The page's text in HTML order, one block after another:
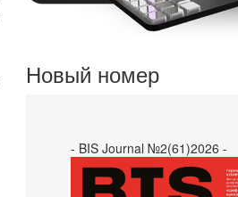
Новый номер
- BIS Journal №2(61)2026 -